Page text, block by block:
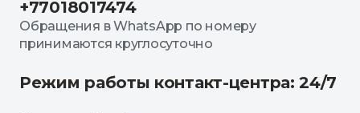
+77018017474
Обращения в WhatsApp по номеру
принимаются круглосуточно
Режим работы контакт-центра: 24/7